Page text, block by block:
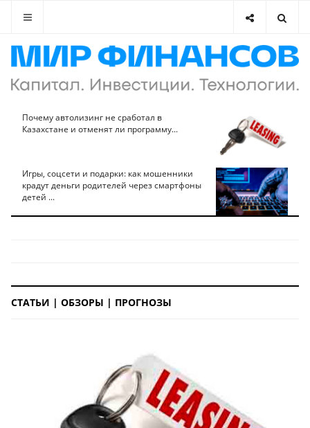
Почему автолизинг не сработал в
Казахстане и отменят ли программу...
Игры, соцсети и подарки: как мошенники
крадут деньги родителей через смартфоны
детей ...
СТАТЬИ | ОБЗОРЫ | ПРОГНОЗЫ